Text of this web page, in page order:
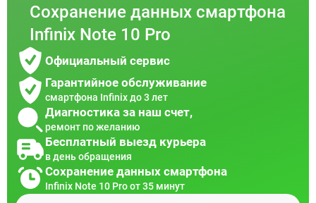
Сохранение данных смартфона
Infinix Note 10 Pro
Официальный сервис
Гарантийное обслуживание
смартфона Infinix до 3 лет
Диагностика за наш счет,
ремонт по желанию
Бесплатный выезд курьера
в день обращения
Сохранение данных смартфона
Infinix Note 10 Pro от 35 минут